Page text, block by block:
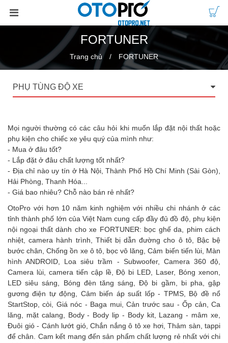
FORTUNER
Trang chủ FORTUNER
PHỤ TÙNG ĐỘ XE
Mọi người thường có các câu hỏi khi muốn lắp đặt nội thất hoặc
phụ kiện cho chiếc xe yêu quý của mình như:
- Mua ở đâu tốt?
- Lắp đặt ở đâu chất lượng tốt nhất?
- Địa chỉ nào uy tín ở Hà Nội, Thành Phố Hồ Chí Minh (Sài Gòn),
Hải Phòng, Thanh Hóa...
- Giá bao nhiêu? Chỗ nào bán rẻ nhất?
OtoPro với hơn 10 năm kinh nghiệm với nhiều chi nhánh ở các
tỉnh thành phố lớn của Việt Nam cung cấp đầy đủ đồ độ, phụ kiện
nội ngoại thất dành cho xe FORTUNER: bọc ghế da, phim cách
nhiệt, camera hành trình, Thiết bị dẫn đường cho ô tô, Bậc bệ
bước chân, Chống ồn xe ô tô, bọc vô lăng, Cảm biến tiến lùi, Màn
hình ANDROID, Loa siêu trầm - Subwoofer, Camera 360 độ,
Camera lùi, camera tiến cập lề, Độ bi LED, Laser, Bóng xenon,
LED siêu sáng, Bóng đèn tăng sáng, Độ bi gầm, bi pha, gập
gương điện tự động, Cảm biến áp suất lốp - TPMS, Bộ đề nổ
StartStop, còi, Giá nóc - Baga mui, Cản trước sau - Ốp cản, Ca
lăng, mặt calang, Body - Body lip - Body kit, Lazang - mâm xe,
Đuôi gió - Cánh lướt gió, Chắn nắng ô tô xe hơi, Thảm sàn, tappi
để chân. Cam kết mang đến sản phẩm chất lượng rẻ nhất với chi